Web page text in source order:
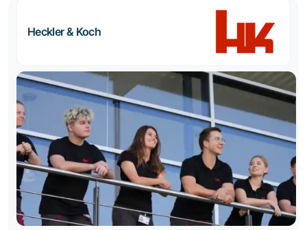
Heckler & Koch